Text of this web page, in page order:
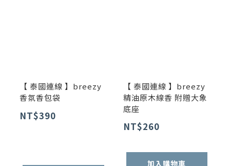
【 泰國連線 】breezy
香氛香包袋
NT$390
【 泰國連線 】breezy
精油原木線香 附贈大象
底座
NT$260
加入購物車